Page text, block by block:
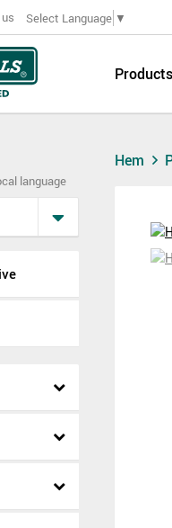
Select Language ▼
Products
language
Hem